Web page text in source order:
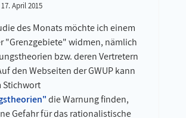
17. April 2015
des Monats möchte ich einem
"Grenzgebiete" widmen, nämlich
bzw. deren Vertretern
den Webseiten der GWUP kann
Stichwort
die Warnung finden,
Gefahr für das rationalistische